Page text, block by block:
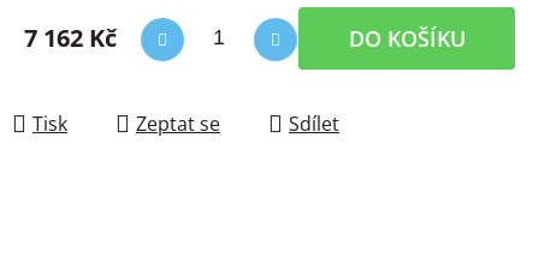
7 162 Kč DO KOŠÍKU
Tisk Zeptat se Sdílet